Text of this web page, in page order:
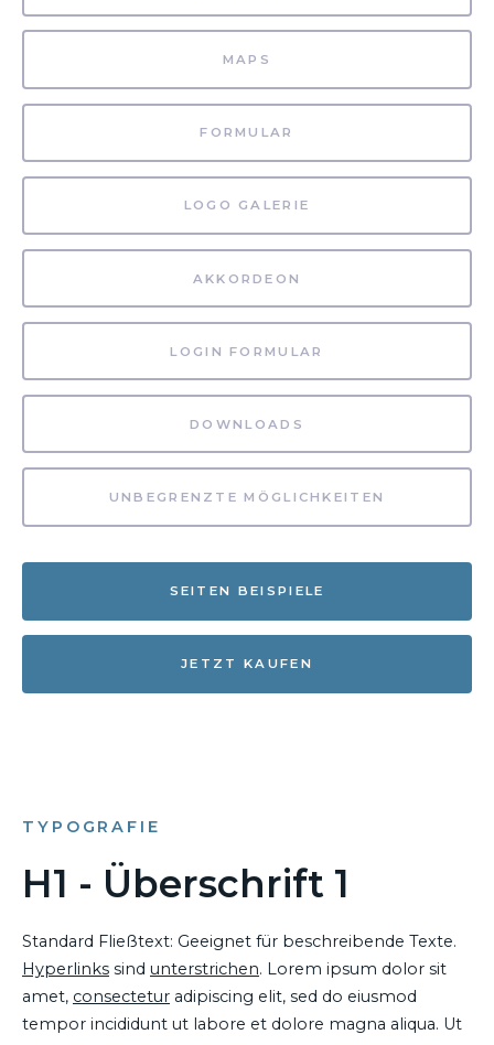
MAPS
FORMULAR
LOGO GALERIE
AKKORDEON
LOGIN FORMULAR
DOWNLOADS
UNBEGRENZTE MÖGLICHKEITEN
SEITEN BEISPIELE
JETZT KAUFEN
TYPOGRAFIE
H1 - Überschrift 1
Standard Fließtext: Geeignet für beschreibende Texte.
Hyperlinks sind unterstrichen. Lorem ipsum dolor sit
amet, consectetur adipiscing elit, sed do eiusmod
tempor incididunt ut labore et dolore magna aliqua. Ut